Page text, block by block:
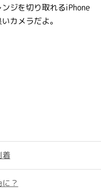
ジを切り取れるiPhone
カメラだよ。
着
？